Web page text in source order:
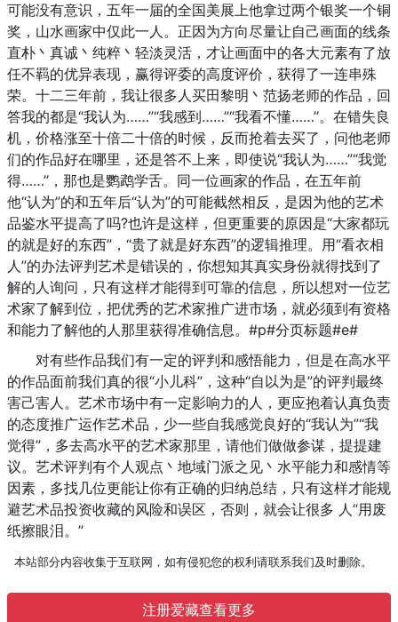
可能没有意识，五年一届的全国美展上他拿过两个银奖一个铜
奖，山水画家中仅此一人。正因为方向尽量让自己画面的线条
直朴丶真诚丶纯粹丶轻淡灵活，才让画面中的各大元素有了放
任不羁的优异表现，赢得评委的高度评价，获得了一连串殊
荣。十二三年前，我让很多人买田黎明丶范扬老师的作品，回
答我的都是“我认为……”“我感到……”“我看不懂……”。在错失良
机，价格涨至十倍二十倍的时候，反而抢着去买了，问他老师
们的作品好在哪里，还是答不上来，即使说“我认为……”“我觉
得……”，那也是鹦鹉学舌。同一位画家的作品，在五年前
他“认为”的和五年后“认为”的可能截然相反，是因为他的艺术
品鉴水平提高了吗?也许是这样，但更重要的原因是“大家都玩
的就是好的东西”，“贵了就是好东西”的逻辑推理。用“看衣相
人”的办法评判艺术是错误的，你想知其真实身份就得找到了
解的人询问，只有这样才能得到可靠的信息，所以想对一位艺
术家了解到位，把优秀的艺术家推广进市场，就必须到有资格
和能力了解他的人那里获得准确信息。#p#分页标题#e#
对有些作品我们有一定的评判和感悟能力，但是在高水平
的作品面前我们真的很“小儿科”，这种“自以为是”的评判最终
害己害人。艺术市场中有一定影响力的人，更应抱着认真负责
的态度推广运作艺术品，少一些自我感觉良好的“我认为”“我
觉得”，多去高水平的艺术家那里，请他们做做参谋，提提建
议。艺术评判有个人观点丶地域门派之见丶水平能力和感情等
因素，多找几位更能让你有正确的归纳总结，只有这样才能规
避艺术品投资收藏的风险和误区，否则，就会让很多 人“用废
纸擦眼泪。”
本站部分内容收集于互联网，如有侵犯您的权利请联系我们及时删除。
注册爱藏查看更多